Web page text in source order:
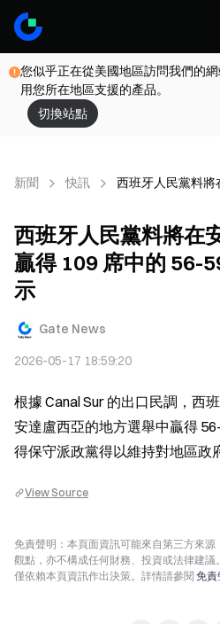
您似乎正在從美國地區訪問我們的
用您所在地區支援的產品。
切換站點
新聞 快訊 西班牙人民黨料
西班牙人民黨料將在
贏得 109 席中的 56-
示
Gate News
2026-05-17 18:59:20
根據 Canal Sur 的出口民調，西
安達盧西亞的地方選舉中贏得
得保守派政黨得以維持對地區政
View Source
免責聲明：本頁面資訊可能來自第三方來
觀點，亦不構成任何財務、投資或法律建
僅依賴本頁資訊作出決策。詳情請參閱 免責